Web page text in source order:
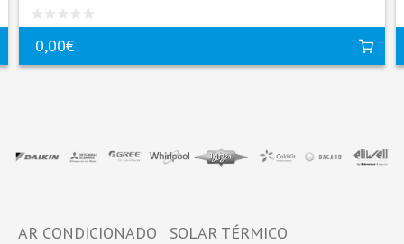
0,00€
AR CONDICIONADO
SOLAR TÉRMICO